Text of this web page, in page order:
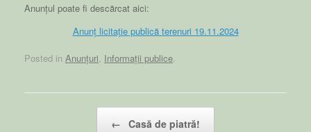
Anunțul poate fi descărcat aici:
Anunț licitație publică terenuri 19.11.2024
Posted in Anunțuri, Informații publice.
← Casă de piatră!